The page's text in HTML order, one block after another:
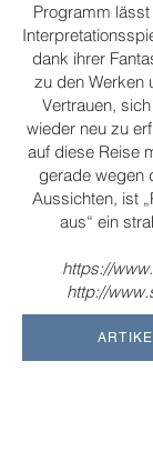
Programm
dank ihrer
zu den Werken
Vertrauen,
wieder neu zu
auf diese Reise
gerade wegen
Aussichten, ist
aus“ ein
https://
http://